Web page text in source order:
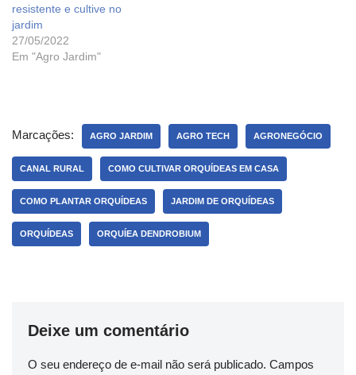
resistente e cultive no
jardim
27/05/2022
Em "Agro Jardim"
Marcações: AGRO JARDIM AGRO TECH AGRONEGÓCIO
CANAL RURAL COMO CULTIVAR ORQUÍDEAS EM CASA
COMO PLANTAR ORQUÍDEAS JARDIM DE ORQUÍDEAS
ORQUÍDEAS ORQUÍEA DENDROBIUM
Deixe um comentário
O seu endereço de e-mail não será publicado. Campos